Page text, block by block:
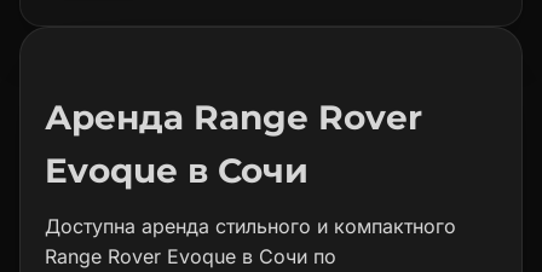
Аренда Range Rover
Evoque в Сочи
Доступна аренда стильного и компактного
Range Rover Evoque в Сочи по